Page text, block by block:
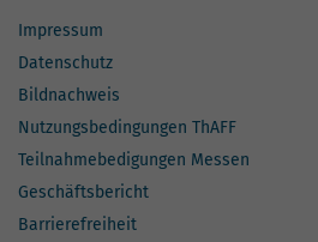
Impressum
Datenschutz
Bildnachweis
Nutzungsbedingungen ThAFF
Teilnahmebedigungen Messen
Geschäftsbericht
Barrierefreiheit